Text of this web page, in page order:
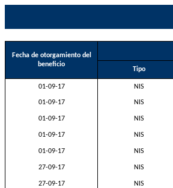
Fecha de otorgamiento del
beneficio
Tipo
01-09-17 NIS
01-09-17 NIS
01-09-17 NIS
01-09-17 NIS
01-09-17 NIS
27-09-17 NIS
27-09-17 NIS